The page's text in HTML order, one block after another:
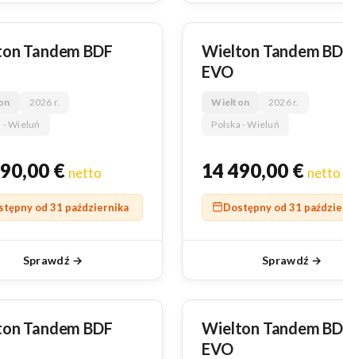
Tandem BDF
2026 r.
- Wieluń
€ netto
od 31 października
Sprawdź →
NOWY
Wielton Tandem
EVO
Wielton
2026 r.
Polska - Wieluń
14 490,00 € netto
Dostępny od 31
Sprawdź →
Tandem BDF
NOWY
Wielton Tandem
EVO